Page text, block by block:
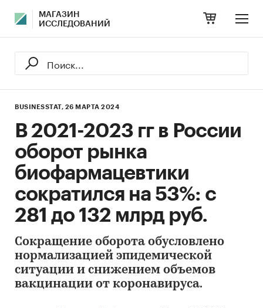
МАГАЗИН
ИССЛЕДОВАНИЙ
BUSINESSTAT, 26 МАРТА 2024
В 2021-2023 гг в России
оборот рынка
биофармацевтики
сократился на 53%: с
281 до 132 млрд руб.
Сокращение оборота обусловлено
нормализацией эпидемической
ситуации и снижением объемов
вакцинации от коронавируса.